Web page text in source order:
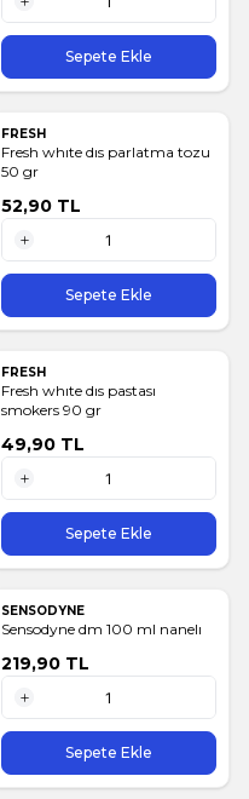
1 Adet
Sepete Ekle
FRESH
Fresh whıte dıs parlatma tozu
50 gr
52,90 TL
1 Adet
Sepete Ekle
FRESH
Fresh whıte dıs pastası
smokers 90 gr
49,90 TL
1 Adet
Sepete Ekle
SENSODYNE
Sensodyne dm 100 ml nanelı
219,90 TL
1 Adet
Sepete Ekle